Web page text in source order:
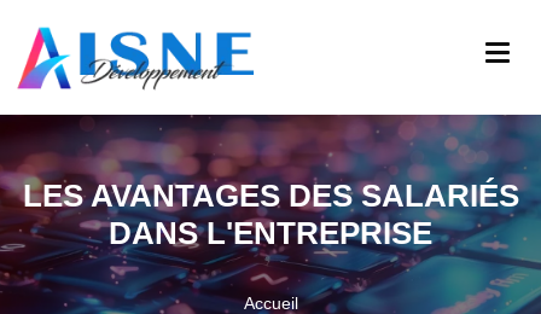
LES AVANTAGES DES SALARIÉS
DANS L'ENTREPRISE
Accueil